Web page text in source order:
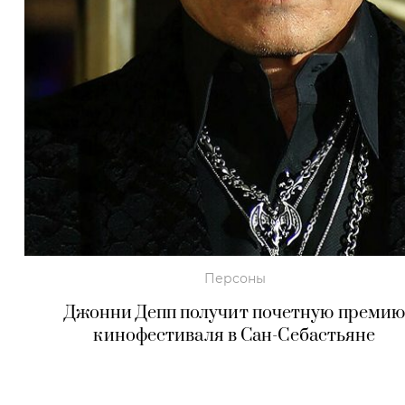
Персоны
Джонни Депп получит почетную премию
кинофестиваля в Сан-Себастьяне